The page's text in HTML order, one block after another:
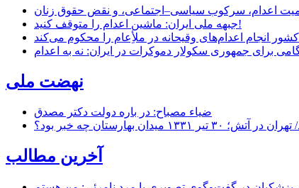
اعدام، سرکوب سیاسی–اجتماعی، و نقض حقوق زنان
جبهه ملی ایران: ماشین اعدام را متوقف کنید!
انجام اعدام‌های وقیحانه در ملأِعام را محکوم می‌کند
برای جمهوری سکولار دموکرات در ایران: نه به اعدام
نهضت ملی
ضیاء مصباح: در باره دولت دکتر مصدق
بهارستان چه خبر بود؟
آخرین مطالب